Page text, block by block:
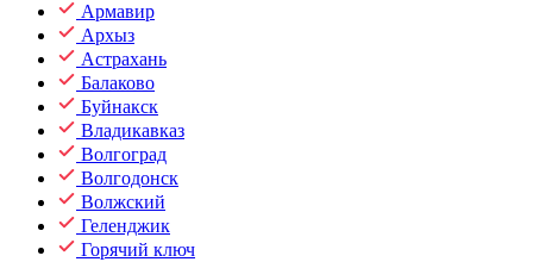
Армавир
Архыз
Астрахань
Балаково
Буйнакск
Владикавказ
Волгоград
Волгодонск
Волжский
Геленджик
Горячий ключ